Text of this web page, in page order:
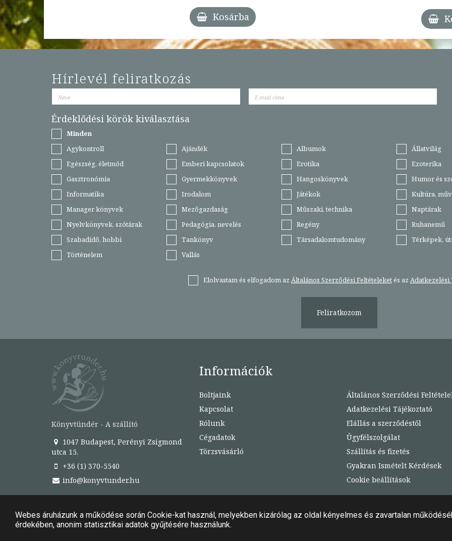
Kosárba
Hírlevél feliratkozás
Érdeklődési körök kiválasztása
Minden
Agykontroll
Ajándék Albumok Állatvilág
Egészség, életmód
Emberi kapcsolatok Erotika Ezoterika
Gasztronómia
Gyermekkönyvek Hangoskönyvek Humor és
Informatika
Irodalom Játékok Kultúra,
Manager könyvek
Mezőgazdaság Műszaki, technika Naptárak
Nyelvkönyvek, szótárak
Pedagógia, nevelés Regény Ruhanemű
Szabadidő, hobbi
Tankönyv Társadalomtudomány Térképek,
Történelem
Vallás
Elolvastam és elfogadom az Általános Szerződési Feltételeketés az
Feliratkozom
Könyvtündér - A szállító
1047 Budapest, Perényi Zsigmond
utca 15.
+36 (1) 370-5540
info@konyvtunder.hu
Információk
Boltjaink
Kapcsolat
Rólunk
Cégadatok
Törzsvásárló
Általános Szerződési
Adatkezelési Tájékoztató
Elállás a szerződéstől
Ügyfélszolgálat
Szállítás és fizetés
Gyakran Ismételt Kérdések
Cookie beállítások